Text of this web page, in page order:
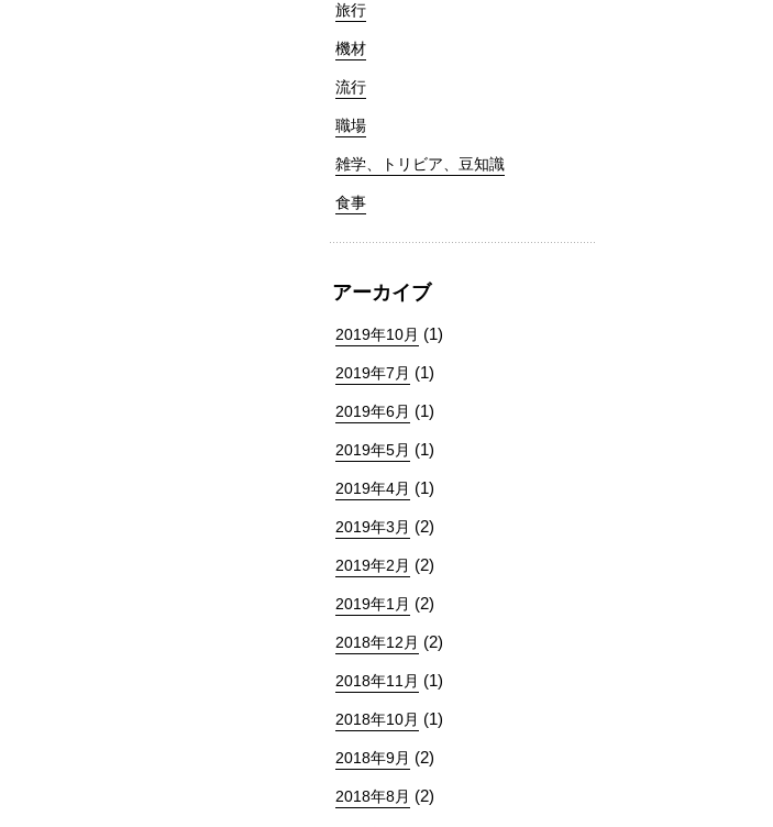
旅行
機材
流行
職場
雑学、トリビア、豆知識
食事
アーカイブ
2019年10月 (1)
2019年7月 (1)
2019年6月 (1)
2019年5月 (1)
2019年4月 (1)
2019年3月 (2)
2019年2月 (2)
2019年1月 (2)
2018年12月 (2)
2018年11月 (1)
2018年10月 (1)
2018年9月 (2)
2018年8月 (2)